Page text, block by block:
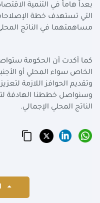
بعداً هاماً في التنمية
التي تستهدف خطة
مساهمتهما في الناتج
كما أكدت أن الحكومة
الخاص سواء المحلي أو
وتقديم الحوافز اللازمة
وسنواصل خططنا الهادفة
الناتج المحلي الإجمالي.